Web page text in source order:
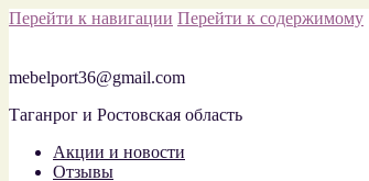
Перейти к навигации Перейти к содержимому
mebelport36@gmail.com
Таганрог и Ростовская область
Акции и новости
Отзывы